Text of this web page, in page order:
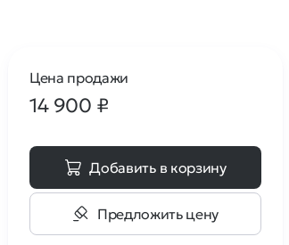
Цена продажи
14 900 ₽
Добавить в корзину
Предложить цену